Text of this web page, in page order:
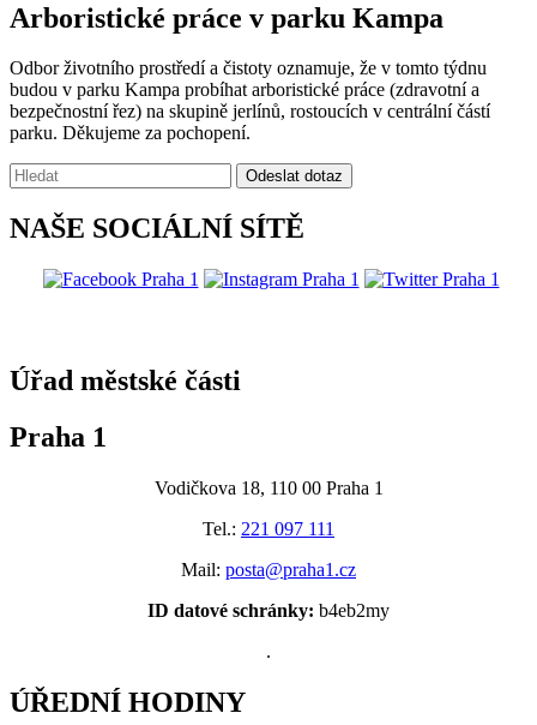
Arboristické práce v parku Kampa
Odbor životního prostředí a čistoty oznamuje, že v tomto týdnu
budou v parku Kampa probíhat arboristické práce (zdravotní a
bezpečnostní řez) na skupině jerlínů, rostoucích v centrální částí
parku. Děkujeme za pochopení.
Vyhledávání:
Odeslat dotaz
NAŠE SOCIÁLNÍ SÍTĚ
Úřad městské části
Praha 1
Vodičkova 18, 110 00 Praha 1
Tel.: 221 097 111
Mail: posta@praha1.cz
ID datové schránky: b4eb2my
.
ÚŘEDNÍ HODINY